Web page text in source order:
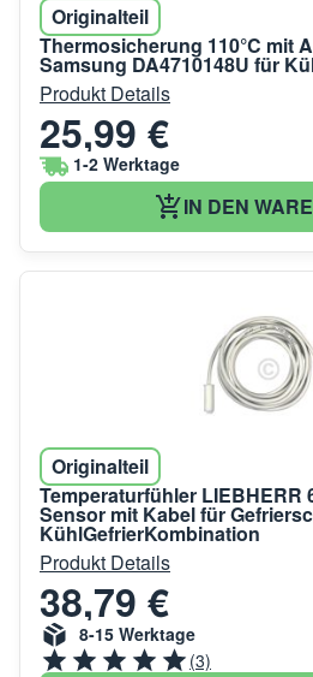
Originalteil
Thermosicherung 110°C mit
Samsung DA4710148U für
Produkt Details
25,99 €
1-2 Werktage
IN DEN
Originalteil
Temperaturfühler LIEBHERR
Sensor mit Kabel für
KühlGefrierKombination
Produkt Details
38,79 €
8-15 Werktage
(3)